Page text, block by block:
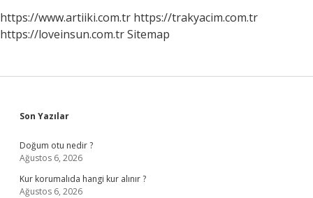
https://www.artiiki.com.tr https://trakyacim.com.tr
https://loveinsun.com.trSitemap
Sidebar
Son Yazılar
Doğum otu nedir ?
Ağustos 6, 2026
Kur korumalıda hangi kur alınır ?
Ağustos 6, 2026